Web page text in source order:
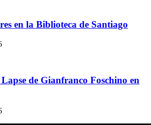
en la Biblioteca de Santiago
de Gianfranco Foschino en